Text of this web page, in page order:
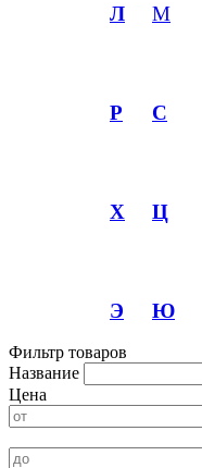
Л М
Р С
Х Ц
Э Ю
Фильтр товаров
Название
Цена